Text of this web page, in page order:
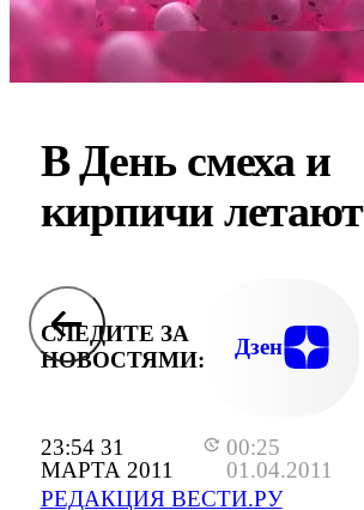
23:54 31
МАРТА 2011
00:25
01.04.2011
РЕДАКЦИЯ ВЕСТИ.РУ
В День смеха и
кирпичи летают
СЛЕДИТЕ ЗА
НОВОСТЯМИ:
Дзен